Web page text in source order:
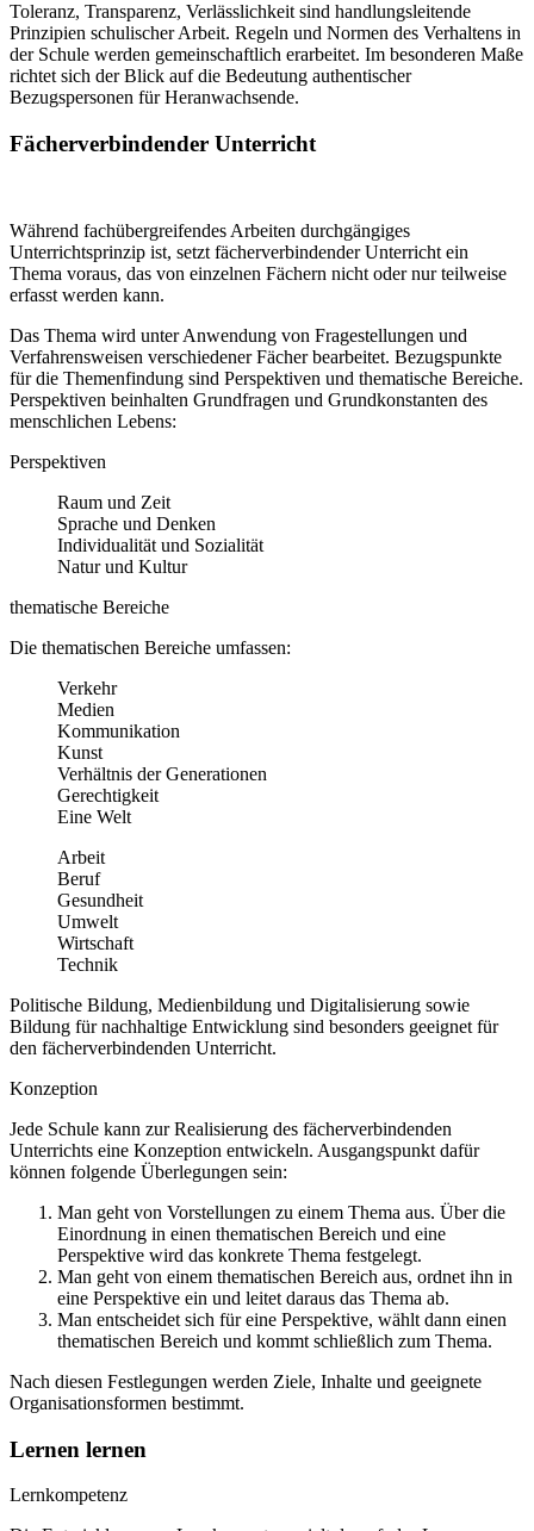
Toleranz, Transparenz, Verlässlichkeit sind handlungsleitende
Prinzipien schulischer Arbeit. Regeln und Normen des Verhaltens in
der Schule werden gemeinschaftlich erarbeitet. Im besonderen Maße
richtet sich der Blick auf die Bedeutung authentischer
Bezugspersonen für Heranwachsende.
Fächerverbindender Unterricht
Während fachübergreifendes Arbeiten durchgängiges
Unterrichtsprinzip ist, setzt fächerverbindender Unterricht ein
Thema voraus, das von einzelnen Fächern nicht oder nur teilweise
erfasst werden kann.
Das Thema wird unter Anwendung von Fragestellungen und
Verfahrensweisen verschiedener Fächer bearbeitet. Bezugspunkte
für die Themenfindung sind Perspektiven und thematische Bereiche.
Perspektiven beinhalten Grundfragen und Grundkonstanten des
menschlichen Lebens:
Perspektiven
Raum und Zeit
Sprache und Denken
Individualität und Sozialität
Natur und Kultur
thematische Bereiche
Die thematischen Bereiche umfassen:
Verkehr
Medien
Kommunikation
Kunst
Verhältnis der Generationen
Gerechtigkeit
Eine Welt
Arbeit
Beruf
Gesundheit
Umwelt
Wirtschaft
Technik
Politische Bildung, Medienbildung und Digitalisierung sowie
Bildung für nachhaltige Entwicklung sind besonders geeignet für
den fächerverbindenden Unterricht.
Konzeption
Jede Schule kann zur Realisierung des fächerverbindenden
Unterrichts eine Konzeption entwickeln. Ausgangspunkt dafür
können folgende Überlegungen sein:
Man geht von Vorstellungen zu einem Thema aus. Über die
Einordnung in einen thematischen Bereich und eine
Perspektive wird das konkrete Thema festgelegt.
Man geht von einem thematischen Bereich aus, ordnet ihn in
eine Perspektive ein und leitet daraus das Thema ab.
Man entscheidet sich für eine Perspektive, wählt dann einen
thematischen Bereich und kommt schließlich zum Thema.
Nach diesen Festlegungen werden Ziele, Inhalte und geeignete
Organisationsformen bestimmt.
Lernen lernen
Lernkompetenz